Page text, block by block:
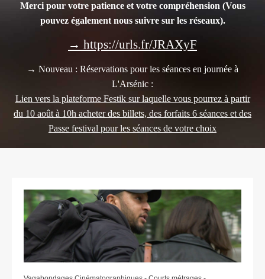
Merci pour votre patience et votre compréhension (Vous
pouvez également nous suivre sur les réseaux).
→ https://urls.fr/JRAXyF
→ Nouveau : Réservations pour les séances en journée à
L'Arsénic :
Lien vers la plateforme Festik sur laquelle vous pourrez à partir
du 10 août à 10h acheter des billets, des forfaits 6 séances et des
Passe festival pour les séances de votre choix